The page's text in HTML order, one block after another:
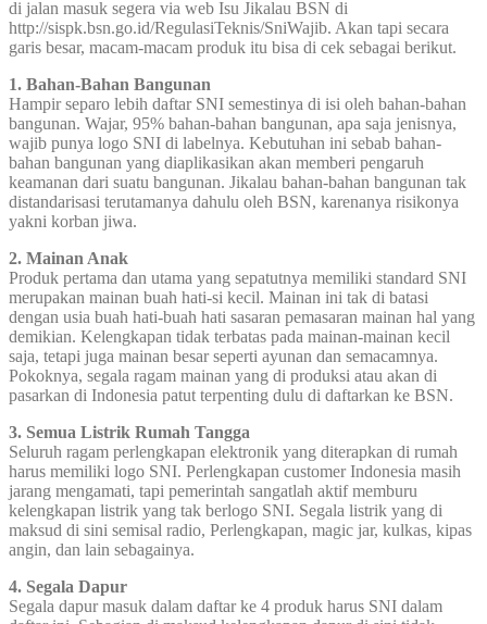
di jalan masuk segera via web Isu Jikalau BSN di
http://sispk.bsn.go.id/RegulasiTeknis/SniWajib. Akan tapi secara
garis besar, macam-macam produk itu bisa di cek sebagai berikut.
1. Bahan-Bahan Bangunan
Hampir separo lebih daftar SNI semestinya di isi oleh bahan-bahan
bangunan. Wajar, 95% bahan-bahan bangunan, apa saja jenisnya,
wajib punya logo SNI di labelnya. Kebutuhan ini sebab bahan-
bahan bangunan yang diaplikasikan akan memberi pengaruh
keamanan dari suatu bangunan. Jikalau bahan-bahan bangunan tak
distandarisasi terutamanya dahulu oleh BSN, karenanya risikonya
yakni korban jiwa.
2. Mainan Anak
Produk pertama dan utama yang sepatutnya memiliki standard SNI
merupakan mainan buah hati-si kecil. Mainan ini tak di batasi
dengan usia buah hati-buah hati sasaran pemasaran mainan hal yang
demikian. Kelengkapan tidak terbatas pada mainan-mainan kecil
saja, tetapi juga mainan besar seperti ayunan dan semacamnya.
Pokoknya, segala ragam mainan yang di produksi atau akan di
pasarkan di Indonesia patut terpenting dulu di daftarkan ke BSN.
3. Semua Listrik Rumah Tangga
Seluruh ragam perlengkapan elektronik yang diterapkan di rumah
harus memiliki logo SNI. Perlengkapan customer Indonesia masih
jarang mengamati, tapi pemerintah sangatlah aktif memburu
kelengkapan listrik yang tak berlogo SNI. Segala listrik yang di
maksud di sini semisal radio, Perlengkapan, magic jar, kulkas, kipas
angin, dan lain sebagainya.
4. Segala Dapur
Segala dapur masuk dalam daftar ke 4 produk harus SNI dalam